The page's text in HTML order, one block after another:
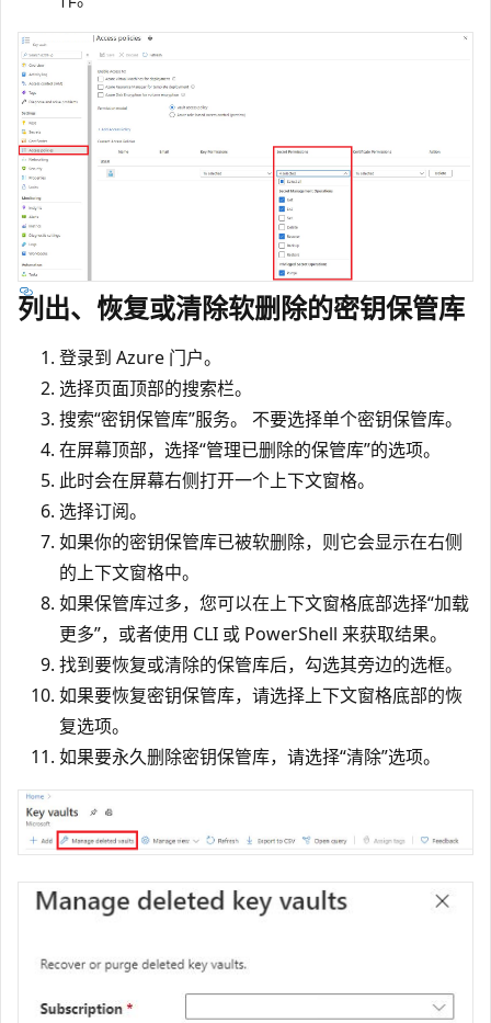
列出、恢复或清除软删除的密钥保管库
登录到 Azure 门户。
选择页面顶部的搜索栏。
搜索“密钥保管库”服务。 不要选择单个密钥保管库。
在屏幕顶部，选择“管理已删除的保管库”的选项。
此时会在屏幕右侧打开一个上下文窗格。
选择订阅。
如果你的密钥保管库已被软删除，则它会显示在右侧
的上下文窗格中。
如果保管库过多，您可以在上下文窗格底部选择“加载
更多”，或者使用 CLI 或 PowerShell 来获取结果。
找到要恢复或清除的保管库后，勾选其旁边的选框。
如果要恢复密钥保管库，请选择上下文窗格底部的恢
复选项。
如果要永久删除密钥保管库，请选择“清除”选项。